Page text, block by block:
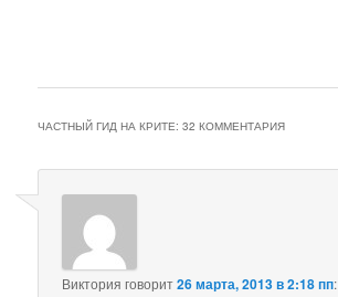
ЧАСТНЫЙ ГИД НА КРИТЕ: 32 КОММЕНТАРИЯ
Виктория говорит26 марта, 2013 в 2:18 пп: